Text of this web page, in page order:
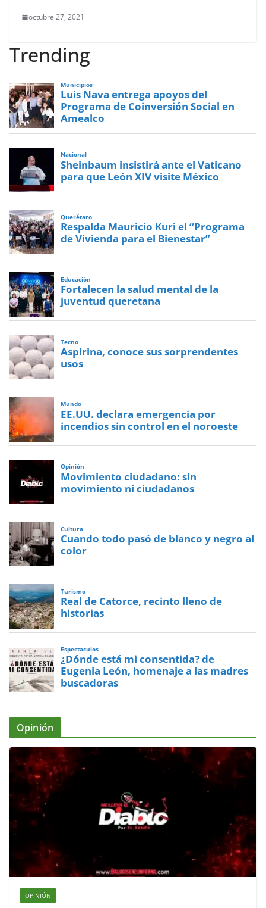
octubre 27, 2021
Trending
Municipios
Luis Nava entrega apoyos del
Programa de Coinversión Social en
Amealco
Nacional
Sheinbaum insistirá ante el Vaticano
para que León XIV visite México
Querétaro
Respalda Mauricio Kuri el “Programa
de Vivienda para el Bienestar”
Educación
Fortalecen la salud mental de la
juventud queretana
Tecno
Aspirina, conoce sus sorprendentes
usos
Mundo
EE.UU. declara emergencia por
incendios sin control en el noroeste
Opinión
Movimiento ciudadano: sin
movimiento ni ciudadanos
Cultura
Cuando todo pasó de blanco y negro al
color
Turismo
Real de Catorce, recinto lleno de
historias
Espectaculos
¿Dónde está mi consentida? de
Eugenia León, homenaje a las madres
buscadoras
Opinión
OPINIÓN